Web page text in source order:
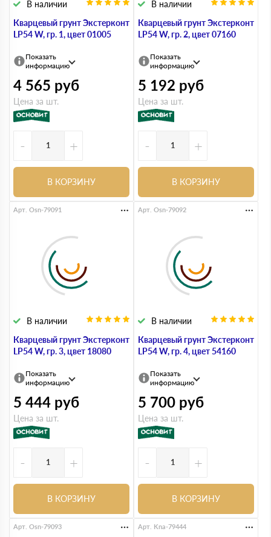
Кварцевый грунт Экстерконт
LP54 W, гр. 1, цвет 01005
В наличии
Показать
информацию
4 565 руб
Цена за шт.
- +
В КОРЗИНУ
Кварцевый грунт Экстерконт
LP54 W, гр. 2, цвет 07160
В наличии
Показать
информацию
5 192 руб
Цена за шт.
- +
В КОРЗИНУ
Кварцевый грунт Экстерконт
LP54 W, гр. 3, цвет 18080
В наличии
Арт. Osn-79091
Показать
информацию
5 444 руб
Цена за шт.
- +
В КОРЗИНУ
Кварцевый грунт Экстерконт
LP54 W, гр. 4, цвет 54160
В наличии
Арт. Osn-79092
Показать
информацию
5 700 руб
Цена за шт.
- +
В КОРЗИНУ
Арт. Osn-79093 Арт. Kna-79444